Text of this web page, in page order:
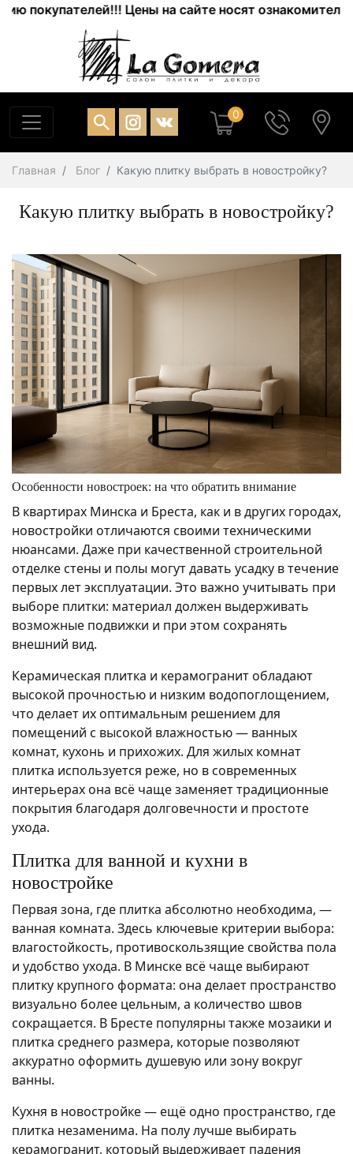
Цены на сайте носят ознакомительный
0
Главная Блог Какую плитку выбрать в новостройку?
Какую плитку выбрать в новостройку?
Особенности новостроек: на что обратить внимание
В квартирах Минска и Бреста, как и в других городах,
новостройки отличаются своими техническими
нюансами. Даже при качественной строительной
отделке стены и полы могут давать усадку в течение
первых лет эксплуатации. Это важно учитывать при
выборе плитки: материал должен выдерживать
возможные подвижки и при этом сохранять
внешний вид.
Керамическая плитка и керамогранит обладают
высокой прочностью и низким водопоглощением,
что делает их оптимальным решением для
помещений с высокой влажностью — ванных
комнат, кухонь и прихожих. Для жилых комнат
плитка используется реже, но в современных
интерьерах она всё чаще заменяет традиционные
покрытия благодаря долговечности и простоте
ухода.
Плитка для ванной и кухни в
новостройке
Первая зона, где плитка абсолютно необходима, —
ванная комната. Здесь ключевые критерии выбора:
влагостойкость, противоскользящие свойства пола
и удобство ухода. В Минске всё чаще выбирают
плитку крупного формата: она делает пространство
визуально более цельным, а количество швов
сокращается. В Бресте популярны также мозаики и
плитка среднего размера, которые позволяют
аккуратно оформить душевую или зону вокруг
ванны.
Кухня в новостройке — ещё одно пространство, где
плитка незаменима. На полу лучше выбирать
керамогранит, который выдерживает падения